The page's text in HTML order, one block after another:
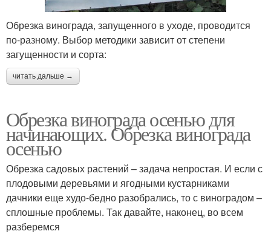
Обрезка винограда, запущенного в уходе, проводится
по-разному. Выбор методики зависит от степени
загущенности и сорта:
читать дальше →
Обрезка винограда осенью для
начинающих. Обрезка винограда
осенью
Обрезка садовых растений – задача непростая. И если с
плодовыми деревьями и ягодными кустарниками
дачники еще худо-бедно разобрались, то с виноградом –
сплошные проблемы. Так давайте, наконец, во всем
разберемся